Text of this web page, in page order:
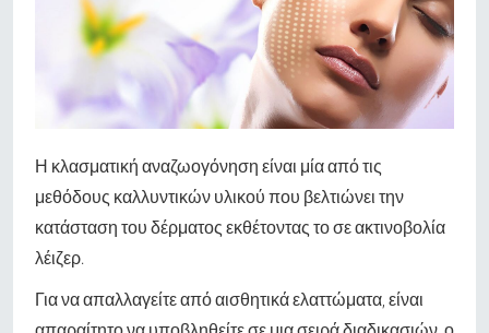
Η κλασματική αναζωογόνηση είναι μία από τις
μεθόδους καλλυντικών υλικού που βελτιώνει την
κατάσταση του δέρματος εκθέτοντας το σε ακτινοβολία
λέιζερ.
Για να απαλλαγείτε από αισθητικά ελαττώματα, είναι